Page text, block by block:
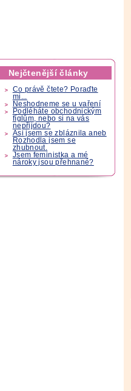
Nejčtenější články
Co právě čtete? Poraďte
mi...
Neshodneme se u vaření
Podléháte obchodnickým
fíglům, nebo si na vás
nepřijdou?
Asi jsem se zbláznila aneb
Rozhodla jsem se
zhubnout.
Jsem feministka a mé
nároky jsou přehnané?